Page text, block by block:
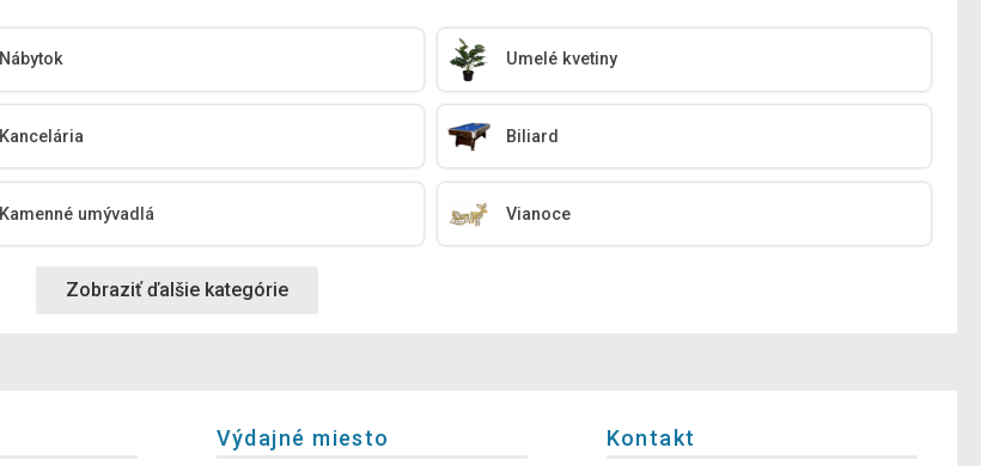
Nábytok Umelé kvetiny
Kancelária Biliard
Kamenné umývadlá Vianoce
Zobraziť ďalšie kategórie
Výdajné miesto Kontakt